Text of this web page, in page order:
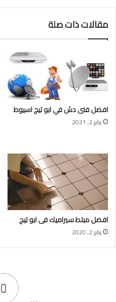
مقالات ذات صلة
افضل فنى دش في ابو تيج اسيوط
يناير 2, 2021
افضل مبلط سيراميك فى ابو تيج
يناير 2, 2020
0